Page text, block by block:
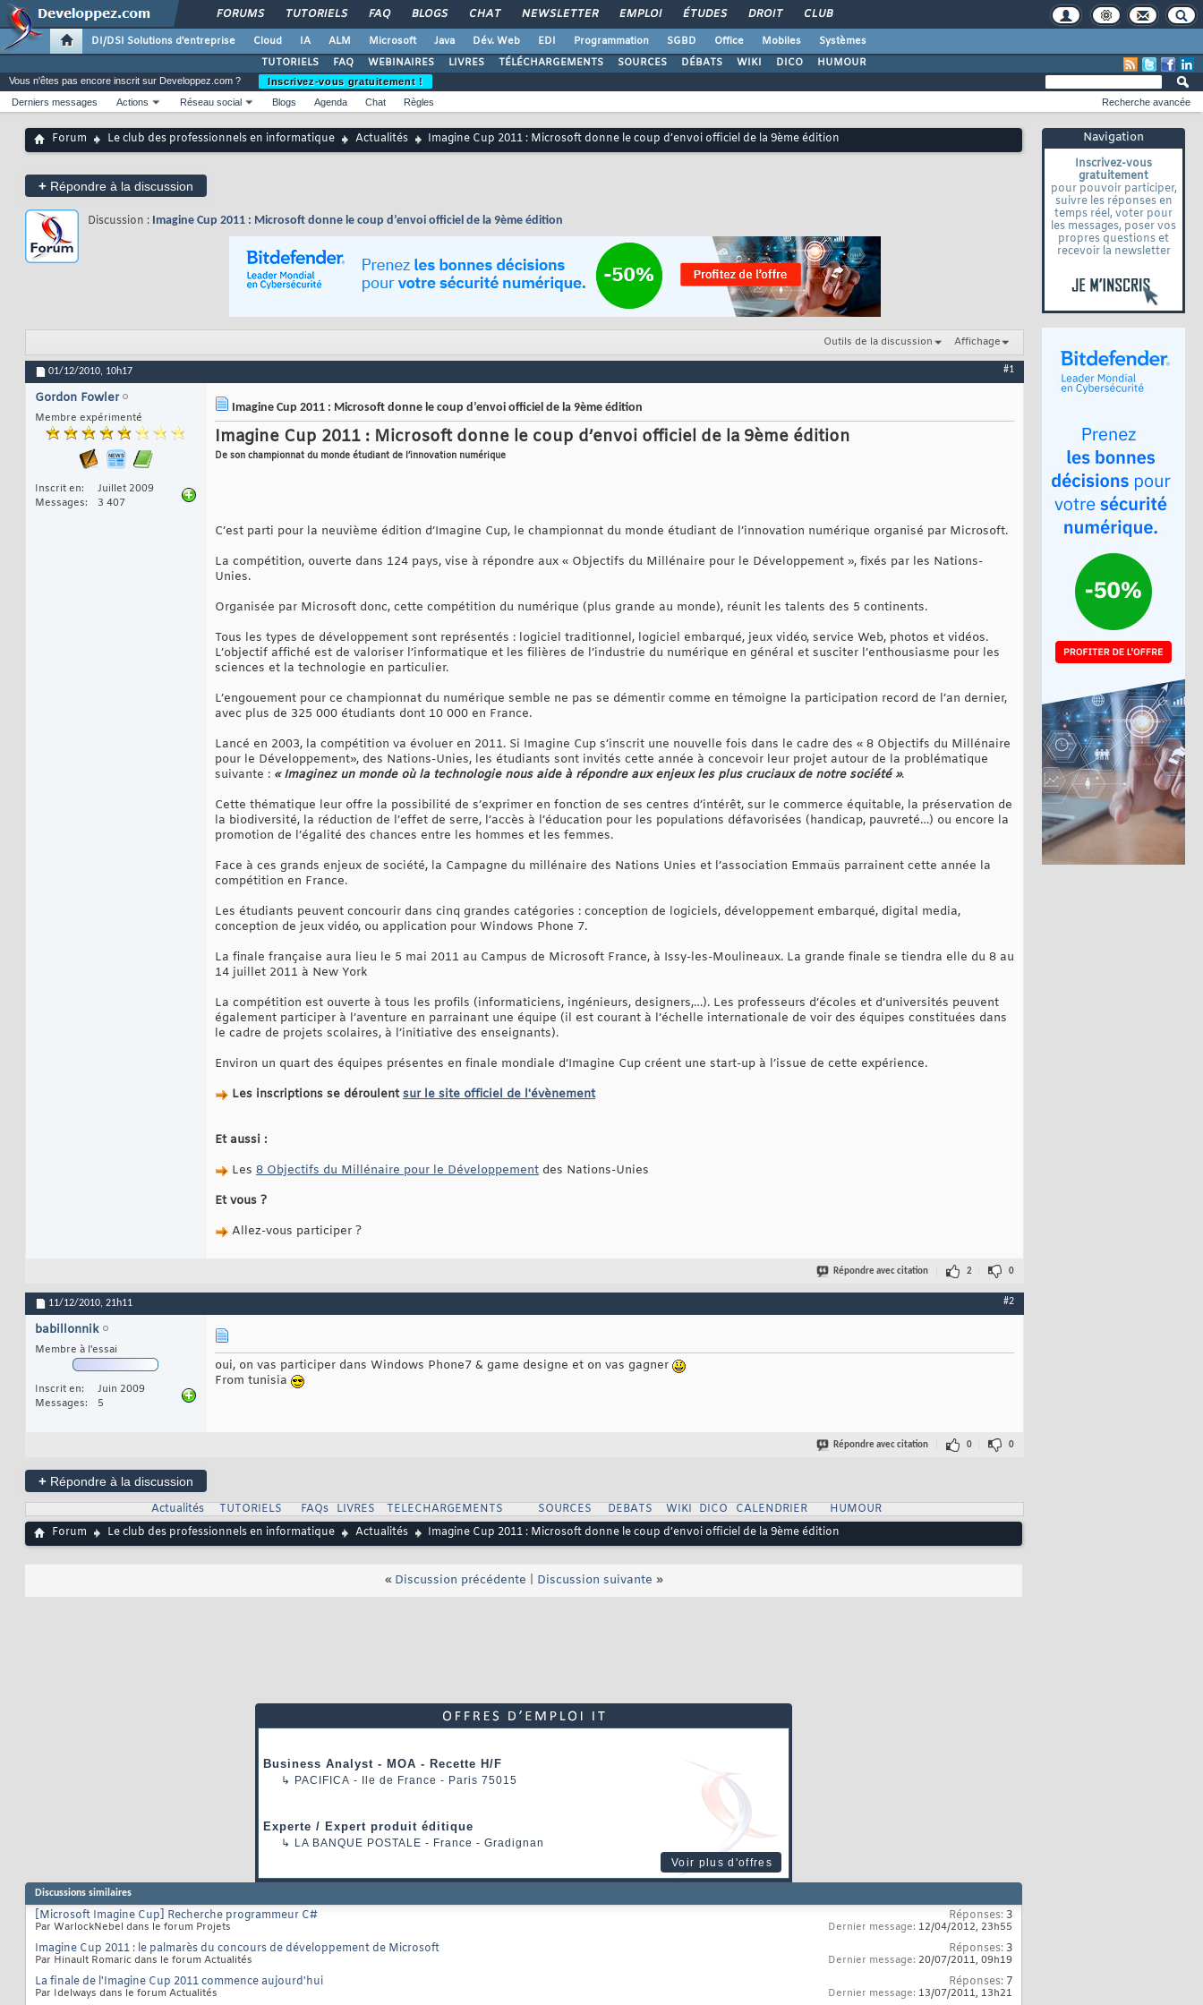
FORUMS TUTORIELS FAQ BLOGS CHAT NEWSLETTER EMPLOI ÉTUDES DROIT CLUB
DI/DSI Solutions d'entreprise Cloud IA ALM Microsoft Java Dév. Web EDI Programmation SGBD Office Mobiles
Systèmes
TUTORIELS
FAQ WEBINAIRES LIVRES TÉLÉCHARGEMENTS SOURCES DÉBATS WIKI DICO HUMOUR
Navigation
Inscrivez-vous
gratuitement
pour pouvoir participer,
suivre les réponses en
temps réel, voter pour
les messages, poser vos
propres questions et
recevoir la newsletter
Vous n'êtes pas encore inscrit sur Developpez.com ?
Inscrivez-vous gratuitement !
Derniers messages
Actions Réseau social Blogs Agenda Chat Règles Recherche avancée
Forum Le club des professionnels en informatique Actualités Imagine Cup 2011 : Microsoft donne le coup d’envoi officiel de la 9ème édition
+ Répondre à la discussion
Discussion : Imagine Cup 2011 : Microsoft donne le coup d’envoi officiel de la 9ème édition
Outils de la discussion Affichage
01/12/2010, 10h17 #1
Gordon Fowler
Membre expérimenté
Inscrit en
Juillet 2009
Messages
3 407
Imagine Cup 2011 : Microsoft donne le coup d’envoi officiel de la 9ème édition
Imagine Cup 2011 : Microsoft donne le coup d’envoi officiel de la 9ème édition
De son championnat du monde étudiant de l’innovation numérique
C’est parti pour la neuvième édition d’Imagine Cup, le championnat du monde étudiant de l’innovation numérique organisé par Microsoft.
La compétition, ouverte dans 124 pays, vise à répondre aux « Objectifs du Millénaire pour le Développement », fixés par les Nations-
Unies.
Organisée par Microsoft donc, cette compétition du numérique (plus grande au monde), réunit les talents des 5 continents.
Tous les types de développement sont représentés : logiciel traditionnel, logiciel embarqué, jeux vidéo, service Web, photos et vidéos.
L’objectif affiché est de valoriser l’informatique et les filières de l’industrie du numérique en général et susciter l’enthousiasme pour les
sciences et la technologie en particulier.
L’engouement pour ce championnat du numérique semble ne pas se démentir comme en témoigne la participation record de l’an dernier,
avec plus de 325 000 étudiants dont 10 000 en France.
Lancé en 2003, la compétition va évoluer en 2011. Si Imagine Cup s’inscrit une nouvelle fois dans le cadre des « 8 Objectifs du Millénaire
pour le Développement», des Nations-Unies, les étudiants sont invités cette année à concevoir leur projet autour de la problématique
suivante : « Imaginez un monde où la technologie nous aide à répondre aux enjeux les plus cruciaux de notre société ».
Cette thématique leur offre la possibilité de s’exprimer en fonction de ses centres d’intérêt, sur le commerce équitable, la préservation de
la biodiversité, la réduction de l’effet de serre, l’accès à l’éducation pour les populations défavorisées (handicap, pauvreté…) ou encore la
promotion de l’égalité des chances entre les hommes et les femmes.
Face à ces grands enjeux de société, la Campagne du millénaire des Nations Unies et l’association Emmaüs parrainent cette année la
compétition en France.
Les étudiants peuvent concourir dans cinq grandes catégories : conception de logiciels, développement embarqué, digital media,
conception de jeux vidéo, ou application pour Windows Phone 7.
La finale française aura lieu le 5 mai 2011 au Campus de Microsoft France, à Issy-les-Moulineaux. La grande finale se tiendra elle du 8 au
14 juillet 2011 à New York
La compétition est ouverte à tous les profils (informaticiens, ingénieurs, designers,…). Les professeurs d’écoles et d’universités peuvent
également participer à l’aventure en parrainant une équipe (il est courant à l’échelle internationale de voir des équipes constituées dans
le cadre de projets scolaires, à l’initiative des enseignants).
Environ un quart des équipes présentes en finale mondiale d’Imagine Cup créent une start-up à l’issue de cette expérience.
Les inscriptions se déroulentsur le site officiel de l'évènement
Et aussi :
Les 8 Objectifs du Millénaire pour le Développement des Nations-Unies
Et vous ?
Allez-vous participer ?
Répondre avec citation 2 0
11/12/2010, 21h11 #2
babillonnik
Membre à l'essai
Inscrit en
Juin 2009
Messages
5
oui, on vas participer dans Windows Phone7 & game designe et on vas gagner
From tunisia
Répondre avec citation 0 0
+ Répondre à la discussion
Actualités
TUTORIELS FAQs LIVRES TELECHARGEMENTS SOURCES DEBATS WIKI DICO CALENDRIER
HUMOUR
Forum
Le club des professionnels en informatique Actualités Imagine Cup 2011 : Microsoft donne le coup d’envoi officiel de la 9ème édition
« Discussion précédente Discussion suivante »
Business Analyst - MOA - Recette H/F
↳ PACIFICA - Ile de France - Paris 75015
Experte / Expert produit éditique
↳ LA BANQUE POSTALE - France - Gradignan
Voir plus d'offres
Discussions similaires
[Microsoft Imagine Cup] Recherche programmeur C#
Par WarlockNebel dans le forum Projets
Réponses: 3
Dernier message: 12/04/2012, 23h55
Imagine Cup 2011 : le palmarès du concours de développement de Microsoft
Par Hinault Romaric dans le forum Actualités
Réponses: 3
Dernier message: 20/07/2011, 09h19
La finale de l'Imagine Cup 2011 commence aujourd'hui
Par Idelways dans le forum Actualités
Réponses: 7
Dernier message: 13/07/2011, 13h21